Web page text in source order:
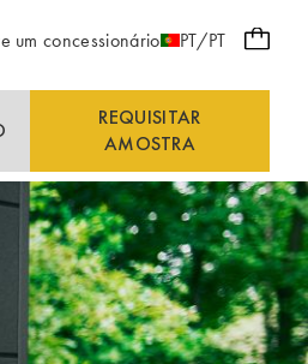
um concessionário PT/PT
REQUISITAR
AMOSTRA